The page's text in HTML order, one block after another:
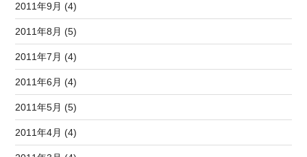
2011年9月 (4)
2011年8月 (5)
2011年7月 (4)
2011年6月 (4)
2011年5月 (5)
2011年4月 (4)